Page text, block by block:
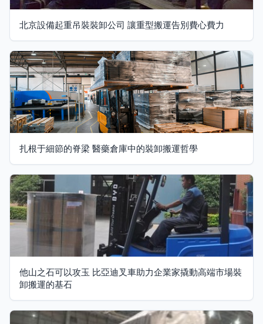
北京設備起重吊裝裝卸公司 讓重型搬運告別費心費力
扎根于細節的脊梁 醫藥倉庫中的裝卸搬運哲學
他山之石可以攻玉 比亞迪叉車助力企業家撬動高端市場裝
卸搬運的基石